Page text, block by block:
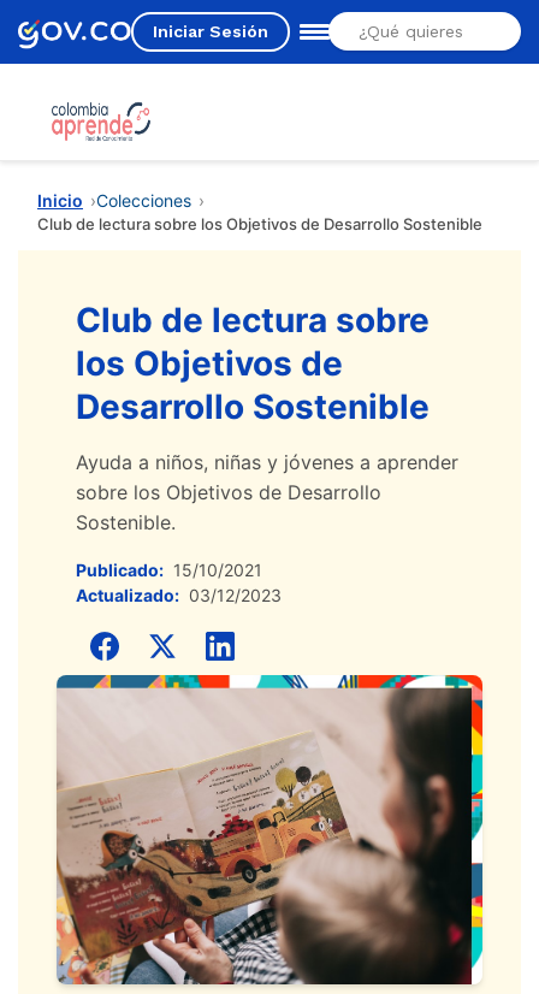
Iniciar Sesión
Estás aquí
Inicio Colecciones
Club de lectura sobre los Objetivos de Desarrollo Sostenible
Club de lectura sobre
los Objetivos de
Desarrollo Sostenible
Ayuda a niños, niñas y jóvenes a aprender
sobre los Objetivos de Desarrollo
Sostenible.
Publicado: 15/10/2021
Actualizado: 03/12/2023